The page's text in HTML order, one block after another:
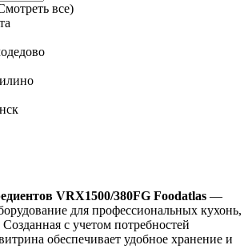
все)
VRX1500/380FG Foodatlas —
для профессиональных кухонь,
с учетом потребностей
обеспечивает удобное хранение и